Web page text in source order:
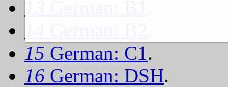
15 German: C1.
16 German: DSH.